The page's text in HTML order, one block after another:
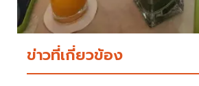
ข่าวที่เกี่ยวข้อง